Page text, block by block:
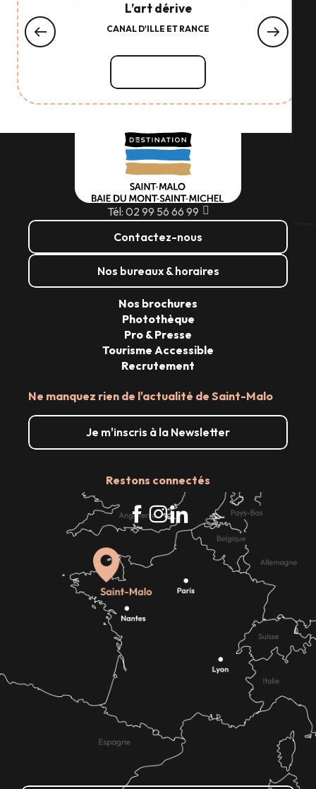
L’art dérive
CANAL D'ILLE ET RANCE
Tél: 02 99 56 66 99
Contactez-nous
Nos bureaux & horaires
Ne manquez rien de l'actualité de Saint-Malo
Je m'inscris à la Newsletter
Restons connectés
Nos brochures
Photothèque
Pro & Presse
Tourisme Accessible
Recrutement